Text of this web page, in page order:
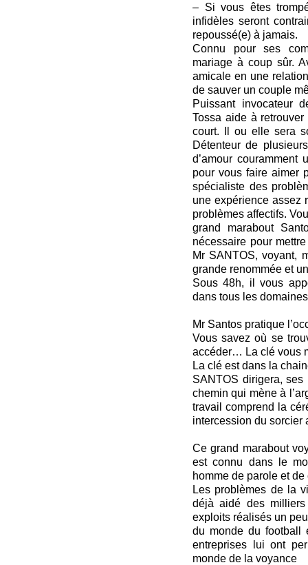
– Si vous êtes
infidèles seront
repoussé(e) à jamais.
Connu pour ses
mariage à coup sûr.
amicale en une
de sauver un couple
Puissant invocateur
Tossa aide à
court. Il ou elle sera
Détenteur de
d’amour couramment
pour vous faire aimer
spécialiste des
une expérience assez
problèmes affectifs.
grand marabout
nécessaire pour
Mr SANTOS, voyant,
grande renommée et
Sous 48h, il vous
dans tous les
Mr Santos pratique
Vous savez où se
accéder… La clé vous
La clé est dans la
SANTOS dirigera,
chemin qui mène à
travail comprend la
intercession du sorcier
Ce grand marabout
est connu dans le
homme de parole et
Les problèmes de la
déjà aidé des
exploits réalisés un
du monde du football
entreprises lui ont
monde de la voyance